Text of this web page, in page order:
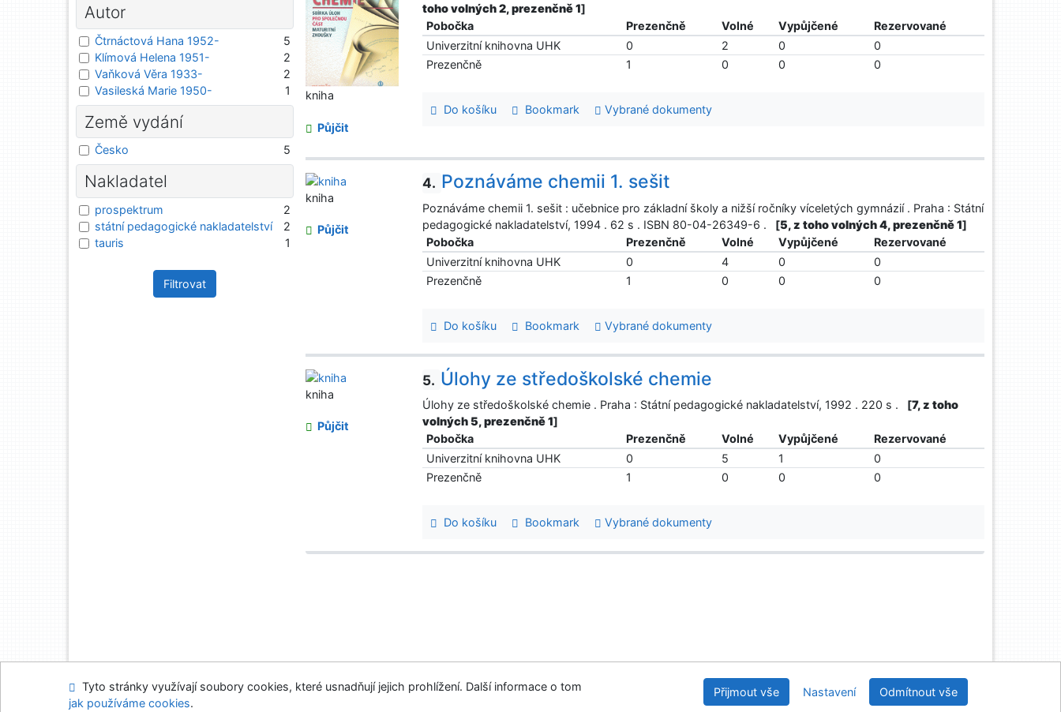
toho volných 2, prezenčně 1]
Pobočka
Prezenčně Volné Vypůjčené
Rezervované
Univerzitní knihovna UHK
0 2 0
0
Prezenčně
1 0 0 0
Do košíku Bookmark Vybrané dokumenty
kniha
Půjčit
4. Poznáváme chemii 1. sešit
Poznáváme chemii 1. sešit : učebnice pro základní školy a nižší ročníky víceletých gymnázií . Praha : Státní
pedagogické nakladatelství, 1994 . 62 s . ISBN 80-04-26349-6 .
[5, z toho volných 4, prezenčně 1]
Pobočka
Prezenčně Volné Vypůjčené
Rezervované
Univerzitní knihovna UHK
0 4 0
0
Prezenčně
1 0 0 0
Do košíku Bookmark Vybrané dokumenty
kniha
Půjčit
5. Úlohy ze středoškolské chemie
Úlohy ze středoškolské chemie . Praha : Státní pedagogické nakladatelství, 1992 . 220 s . [7, z toho
volných 5, prezenčně 1]
Pobočka
Prezenčně Volné Vypůjčené
Rezervované
Univerzitní knihovna UHK
0 5 1
0
Prezenčně
1 0 0 0
Do košíku Bookmark Vybrané dokumenty
kniha
Půjčit
Autor
Čtrnáctová Hana 1952-
5
Klímová Helena 1951-
2
Vaňková Věra 1933-
2
Vasileská Marie 1950-
1
Země vydání
Česko 5
Nakladatel
prospektrum
2
státní pedagogické nakladatelství
2
tauris
1
Filtrovat
Mapa stránek Přístupnost Soukromí
Modul OpenSearch
Univerzitní knihovna - Univerzita Hradec Králové
Tyto stránky využívají soubory cookies, které usnadňují jejich prohlížení. Další informace o tom
jak používáme cookies.
Přijmout vše Nastavení Odmítnout vše